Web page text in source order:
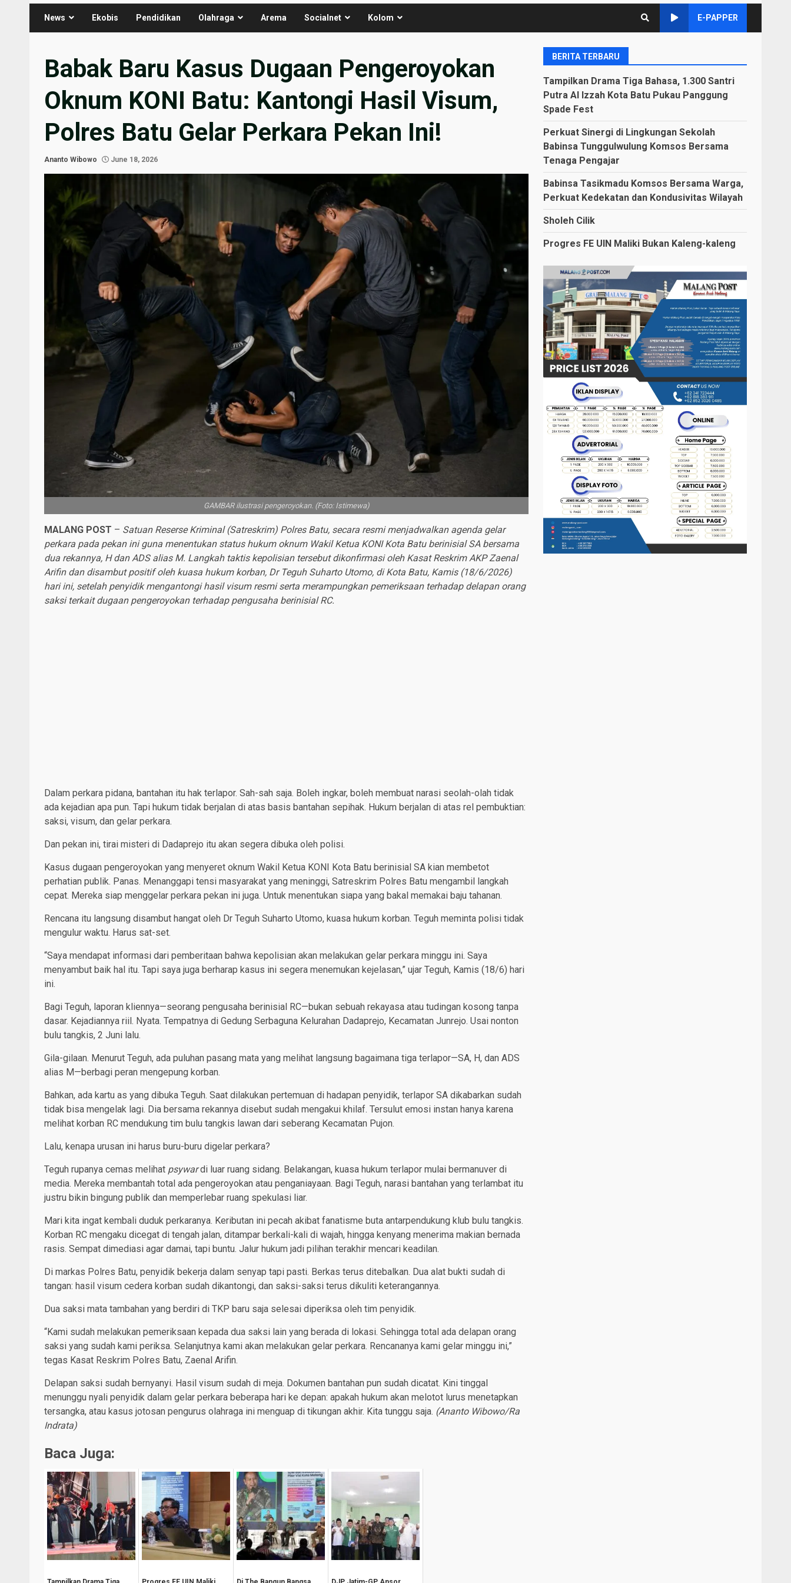
News Ekobis Pendidikan Olahraga Arema Socialnet Kolom E-PAPPER
Babak Baru Kasus Dugaan Pengeroyokan
Oknum KONI Batu: Kantongi Hasil Visum,
Polres Batu Gelar Perkara Pekan Ini!
Ananto Wibowo June 18, 2026
GAMBAR ilustrasi pengeroyokan. (Foto: Istimewa)
MALANG POST – Satuan Reserse Kriminal (Satreskrim) Polres Batu, secara resmi menjadwalkan agenda gelar
perkara pada pekan ini guna menentukan status hukum oknum Wakil Ketua KONI Kota Batu berinisial SA bersama
dua rekannya, H dan ADS alias M. Langkah taktis kepolisian tersebut dikonfirmasi oleh Kasat Reskrim AKP Zaenal
Arifin dan disambut positif oleh kuasa hukum korban, Dr Teguh Suharto Utomo, di Kota Batu, Kamis (18/6/2026)
hari ini, setelah penyidik mengantongi hasil visum resmi serta merampungkan pemeriksaan terhadap delapan orang
saksi terkait dugaan pengeroyokan terhadap pengusaha berinisial RC.
Dalam perkara pidana, bantahan itu hak terlapor. Sah-sah saja. Boleh ingkar, boleh membuat narasi seolah-olah tidak
ada kejadian apa pun. Tapi hukum tidak berjalan di atas basis bantahan sepihak. Hukum berjalan di atas rel pembuktian:
saksi, visum, dan gelar perkara.
Dan pekan ini, tirai misteri di Dadaprejo itu akan segera dibuka oleh polisi.
Kasus dugaan pengeroyokan yang menyeret oknum Wakil Ketua KONI Kota Batu berinisial SA kian membetot
perhatian publik. Panas. Menanggapi tensi masyarakat yang meninggi, Satreskrim Polres Batu mengambil langkah
cepat. Mereka siap menggelar perkara pekan ini juga. Untuk menentukan siapa yang bakal memakai baju tahanan.
Rencana itu langsung disambut hangat oleh Dr Teguh Suharto Utomo, kuasa hukum korban. Teguh meminta polisi tidak
mengulur waktu. Harus sat-set.
“Saya mendapat informasi dari pemberitaan bahwa kepolisian akan melakukan gelar perkara minggu ini. Saya
menyambut baik hal itu. Tapi saya juga berharap kasus ini segera menemukan kejelasan,” ujar Teguh, Kamis (18/6) hari
ini.
Bagi Teguh, laporan kliennya—seorang pengusaha berinisial RC—bukan sebuah rekayasa atau tudingan kosong tanpa
dasar. Kejadiannya riil. Nyata. Tempatnya di Gedung Serbaguna Kelurahan Dadaprejo, Kecamatan Junrejo. Usai nonton
bulu tangkis, 2 Juni lalu.
Gila-gilaan. Menurut Teguh, ada puluhan pasang mata yang melihat langsung bagaimana tiga terlapor—SA, H, dan ADS
alias M—berbagi peran mengepung korban.
Bahkan, ada kartu as yang dibuka Teguh. Saat dilakukan pertemuan di hadapan penyidik, terlapor SA dikabarkan sudah
tidak bisa mengelak lagi. Dia bersama rekannya disebut sudah mengakui khilaf. Tersulut emosi instan hanya karena
melihat korban RC mendukung tim bulu tangkis lawan dari seberang Kecamatan Pujon.
Lalu, kenapa urusan ini harus buru-buru digelar perkara?
Teguh rupanya cemas melihat psywardi luar ruang sidang. Belakangan, kuasa hukum terlapor mulai bermanuver di
media. Mereka membantah total ada pengeroyokan atau penganiayaan. Bagi Teguh, narasi bantahan yang terlambat itu
justru bikin bingung publik dan memperlebar ruang spekulasi liar.
Mari kita ingat kembali duduk perkaranya. Keributan ini pecah akibat fanatisme buta antarpendukung klub bulu tangkis.
Korban RC mengaku dicegat di tengah jalan, ditampar berkali-kali di wajah, hingga kenyang menerima makian bernada
rasis. Sempat dimediasi agar damai, tapi buntu. Jalur hukum jadi pilihan terakhir mencari keadilan.
Di markas Polres Batu, penyidik bekerja dalam senyap tapi pasti. Berkas terus ditebalkan. Dua alat bukti sudah di
tangan: hasil visum cedera korban sudah dikantongi, dan saksi-saksi terus dikuliti keterangannya.
Dua saksi mata tambahan yang berdiri di TKP baru saja selesai diperiksa oleh tim penyidik.
“Kami sudah melakukan pemeriksaan kepada dua saksi lain yang berada di lokasi. Sehingga total ada delapan orang
saksi yang sudah kami periksa. Selanjutnya kami akan melakukan gelar perkara. Rencananya kami gelar minggu ini,”
tegas Kasat Reskrim Polres Batu, Zaenal Arifin.
Delapan saksi sudah bernyanyi. Hasil visum sudah di meja. Dokumen bantahan pun sudah dicatat. Kini tinggal
menunggu nyali penyidik dalam gelar perkara beberapa hari ke depan: apakah hukum akan melotot lurus menetapkan
tersangka, atau kasus jotosan pengurus olahraga ini menguap di tikungan akhir. Kita tunggu saja. (Ananto Wibowo/Ra
Indrata)
Baca Juga:
BERITA TERBARU
Tampilkan Drama Tiga Bahasa, 1.300 Santri
Putra Al Izzah Kota Batu Pukau Panggung
Spade Fest
Perkuat Sinergi di Lingkungan Sekolah
Babinsa Tunggulwulung Komsos Bersama
Tenaga Pengajar
Babinsa Tasikmadu Komsos Bersama Warga,
Perkuat Kedekatan dan Kondusivitas Wilayah
Sholeh Cilik
Progres FE UIN Maliki Bukan Kaleng-kaleng